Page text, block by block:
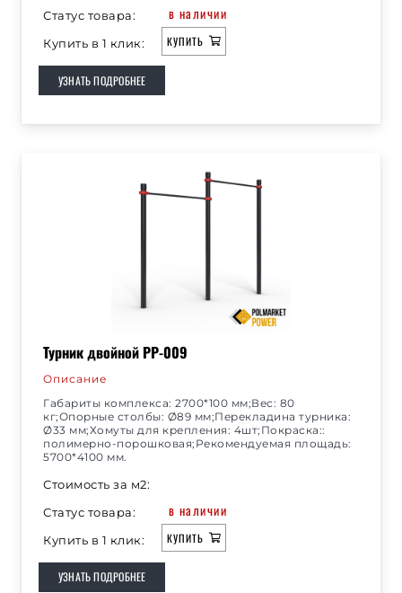
Статус товара:
в наличии
Купить в 1 клик: КУПИТЬ
УЗНАТЬ ПОДРОБНЕЕ
Турник двойной РР-009
Описание
Габариты комплекса: 2700*100 мм;Вес: 80
кг;Опорные столбы: Ø89 мм;Перекладина турника:
Ø33 мм;Хомуты для крепления: 4шт;Покраска::
полимерно-порошковая;Рекомендуемая площадь:
5700*4100 мм.
Стоимость за м2:
Статус товара:
в наличии
Купить в 1 клик: КУПИТЬ
УЗНАТЬ ПОДРОБНЕЕ